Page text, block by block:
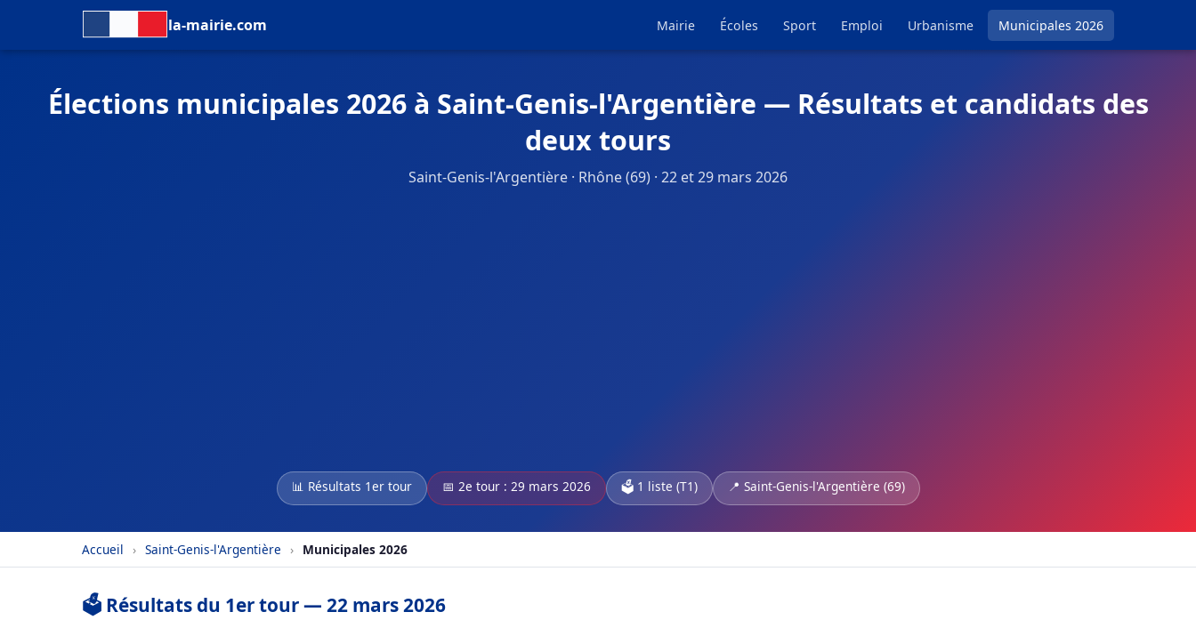
la-mairie.com Mairie Écoles Sport Emploi Urbanisme Municipales 2026
Élections municipales 2026 à Saint-Genis-l'Argentière — Résultats et candidats des
deux tours
Saint-Genis-l'Argentière · Rhône (69) · 22 et 29 mars 2026
📊 Résultats 1er tour 📅 2e tour : 29 mars 2026 🗳️ 1 liste (T1) 📍 Saint-Genis-l'Argentière (69)
Accueil › Saint-Genis-l'Argentière › Municipales 2026
🗳️ Résultats du 1er tour — 22 mars 2026